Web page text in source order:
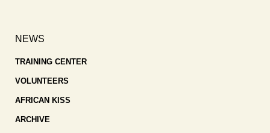
NEWS
TRAINING CENTER
VOLUNTEERS
AFRICAN KISS
ARCHIVE